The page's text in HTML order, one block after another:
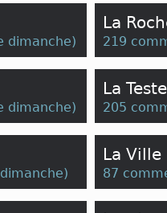
dimanche)
La
219
dimanche)
La
205
)
La Ville
87